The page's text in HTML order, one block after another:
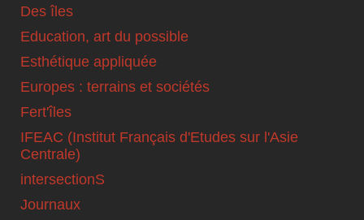
Des îles
Education, art du possible
Esthétique appliquée
Europes : terrains et sociétés
Fert'îles
IFEAC (Institut Français d'Etudes sur l'Asie
Centrale)
intersectionS
Journaux